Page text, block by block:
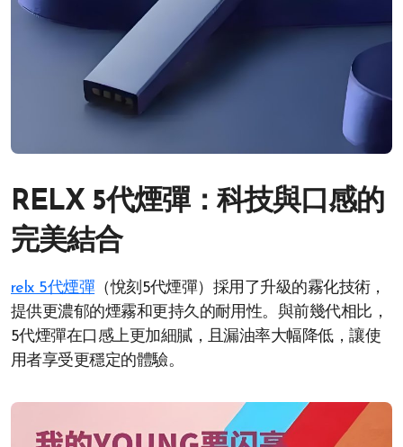
RELX 5代煙彈：科技與口感的
完美結合
relx 5代煙彈 （悅刻5代煙彈）採用了升級的霧化技術，
提供更濃郁的煙霧和更持久的耐用性。與前幾代相比，
5代煙彈在口感上更加細膩，且漏油率大幅降低，讓使
用者享受更穩定的體驗。